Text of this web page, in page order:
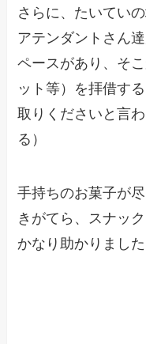
さらに、たいてい
アテンダントさん
ペースがあり、そ
ット等）を拝借す
取りくださいと言
る）
手持ちのお菓子が
きがてら、スナッ
かなり助かりました